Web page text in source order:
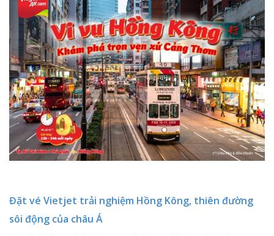
Đặt vé Vietjet trải nghiệm Hồng Kông, thiên đường
sôi động của châu Á